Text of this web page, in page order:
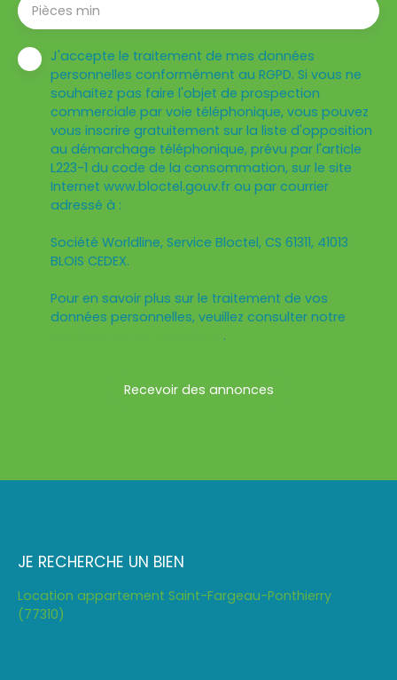
Pièces min
J'accepte le traitement de mes données
personnelles conformément au RGPD. Si vous ne
souhaitez pas faire l'objet de prospection
commerciale par voie téléphonique, vous pouvez
vous inscrire gratuitement sur la liste d'opposition
au démarchage téléphonique, prévu par l'article
L223-1 du code de la consommation, sur le site
Internet www.bloctel.gouv.fr ou par courrier
adressé à :
Société Worldline, Service Bloctel, CS 61311, 41013
BLOIS CEDEX.
Pour en savoir plus sur le traitement de vos
données personnelles, veuillez consulter notre
.
Recevoir des annonces
JE RECHERCHE UN BIEN
Location appartement Saint-Fargeau-Ponthierry
(77310)